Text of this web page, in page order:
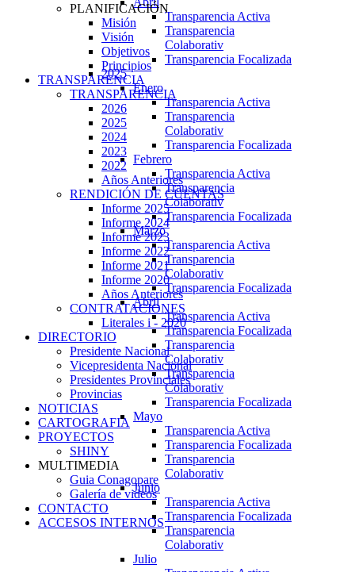
Transparencia Activa
Transparencia
Colaborativ
Transparencia Focalizada
2025
Enero
Transparencia Activa
Transparencia
Colaborativ
Transparencia Focalizada
Febrero
Transparencia Activa
Transparencia
Colaborativ
Transparencia Focalizada
Marzo
Transparencia Activa
Transparencia
Colaborativ
Transparencia Focalizada
Abril
Transparencia Activa
Transparencia Focalizada
Transparencia
Colaborativ
Transparencia
Colaborativ
Transparencia Focalizada
Mayo
Transparencia Activa
Transparencia Focalizada
Transparencia
Colaborativ
Junio
Transparencia Activa
Transparencia Focalizada
Transparencia
Colaborativ
Julio
PLANIFICACIÓN
Misión
Visión
Objetivos
Principios
TRANSPARENCIA
TRANSPARENCIA
2026
2025
2024
2023
2022
Años Anteriores
RENDICIÓN DE CUENTAS
Informe 2025
Informe 2024
Informe 2023
Informe 2022
Informe 2021
Informe 2020
Años Anteriores
CONTRATACIONES
Literales i - 2020
DIRECTORIO
Presidente Nacional
Vicepresidenta Nacional
Presidentes Provinciales
Provincias
NOTICIAS
CARTOGRAFIA
PROYECTOS
SHINY
MULTIMEDIA
Guia Conagopare
Galería de videos
CONTACTO
ACCESOS INTERNOS